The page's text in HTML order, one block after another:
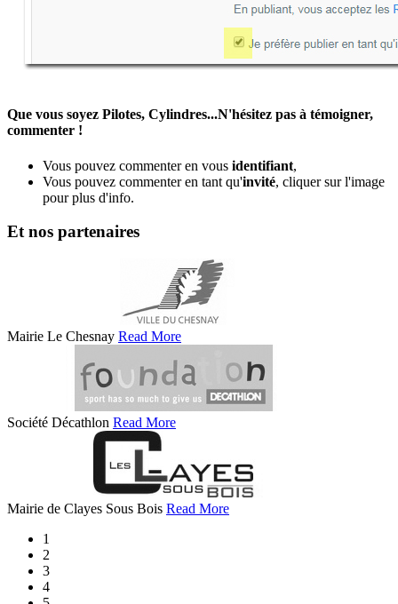
Que vous soyez Pilotes, Cylindres...N'hésitez pas à témoigner,
commenter !
Vous pouvez commenter en vous identifiant,
Vous pouvez commenter en tant qu'invité, cliquer sur l'image
pour plus d'info.
Et nos partenaires
Mairie Le Chesnay Read More
Société Décathlon Read More
Mairie de Clayes Sous Bois Read More
1
2
3
4